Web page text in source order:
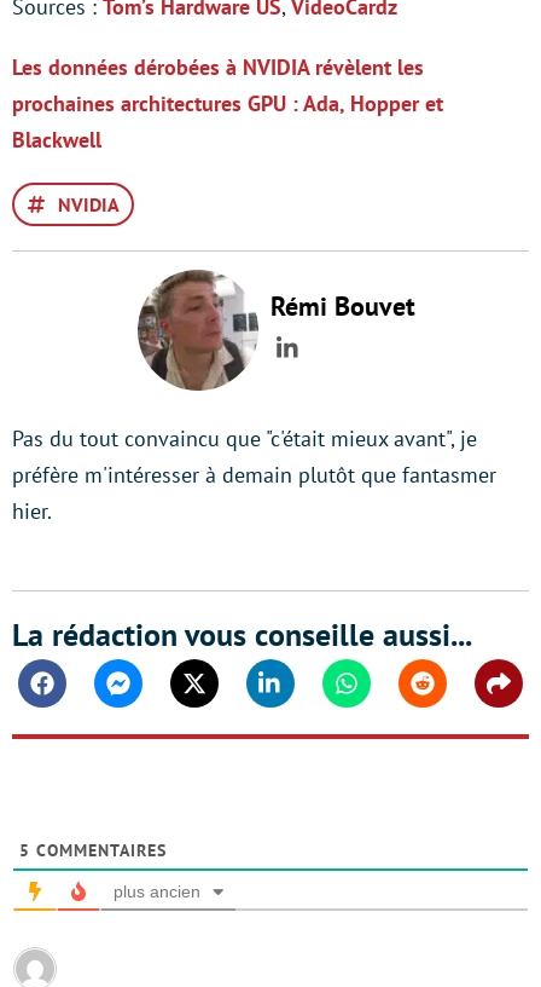
Sources : Tom’s Hardware US,VideoCardz
Les données dérobées à NVIDIA révèlent les
prochaines architectures GPU : Ada, Hopper et
Blackwell
NVIDIA
Rémi Bouvet
LinkedIn
Pas du tout convaincu que "c'était mieux avant", je
préfère m'intéresser à demain plutôt que fantasmer
hier.
La rédaction vous conseille aussi...
FacebookMessengerTwitter Linkedin WhatsappReddit
5 COMMENTAIRES
plus ancien